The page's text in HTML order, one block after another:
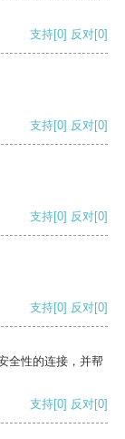
支持[0] 反对[0]
支持[0] 反对[0]
支持[0] 反对[0]
支持[0] 反对[0]
全性的连接，并帮
支持[0] 反对[0]